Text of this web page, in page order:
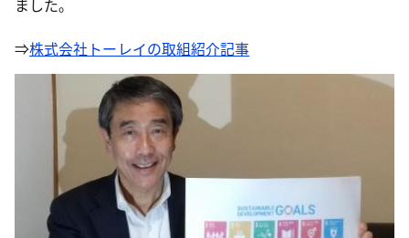
ました。
⇒株式会社トーレイの取組紹介記事